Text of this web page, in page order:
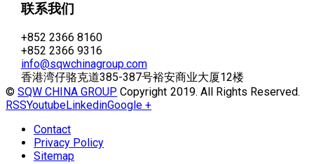
联系我们
+852 2366 8160
+852 2366 9316
info@sqwchinagroup.com
香港湾仔骆克道385-387号裕安商业大厦12楼
©SQW CHINA GROUP Copyright 2019. All Rights Reserved.
RSSYoutubeLinkedinGoogle +
Contact
Privacy Policy
Sitemap